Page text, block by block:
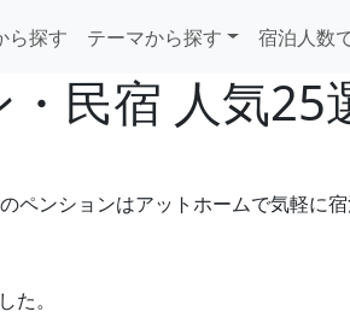
ら探す テーマから探す 宿泊人数
民宿 人気25
ンションはアットホームで気軽に
。